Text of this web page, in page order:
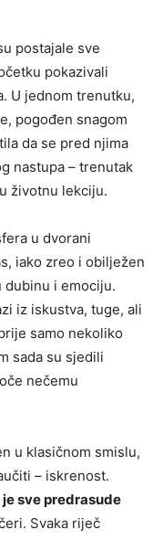
postajale sve
pokazivali
U jednom trenutku,
pogođen snagom
da se pred njima
nastupa – trenutak
životnu lekciju.
u dvorani
iako zreo i obilježen
dubinu i emociju.
iz iskustva, tuge, ali
samo nekoliko
sada su sjedili
nečemu
u klasičnom smislu,
– iskrenost.
sve predrasude
Svaka riječ